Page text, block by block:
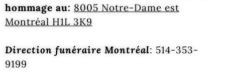
hommage au: 8005 Notre-Dame est
Montréal H1L 3K9
Direction funéraire Montréal: 514-353-
9199